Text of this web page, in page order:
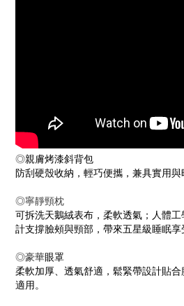
◎親膚烤漆斜背包
防刮硬殼收納，輕巧便攜，兼具實用與
◎寧靜頸枕
可拆洗天鵝絨表布，柔軟透氣；人體
計支撐臉頰與頸部，帶來五星級睡眠享
◎豪華眼罩
柔軟加厚、透氣舒適，鬆緊帶設計貼
適用。